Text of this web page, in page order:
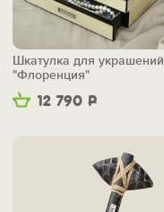
12 790 Р
Шкатулка для украшений
"Флоренция"